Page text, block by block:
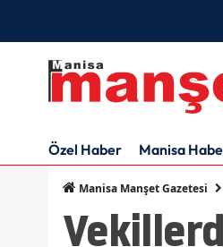
Özel Haber Manisa
Manisa Manşet Gazetesi